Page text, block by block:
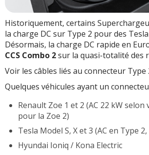
Historiquement, certains
la charge DC sur Type 2 pour des
Désormais, la charge DC rapide en
CCS Combo 2sur la quasi-totalité des
Voir les câbles liés au connecteur Type
Quelques véhicules ayant un
Renault Zoe 1 et 2 (AC 22 kW selon
pour la Zoe 2)
Tesla Model S, X et 3 (AC en Type 2,
Hyundai Ioniq / Kona Electric